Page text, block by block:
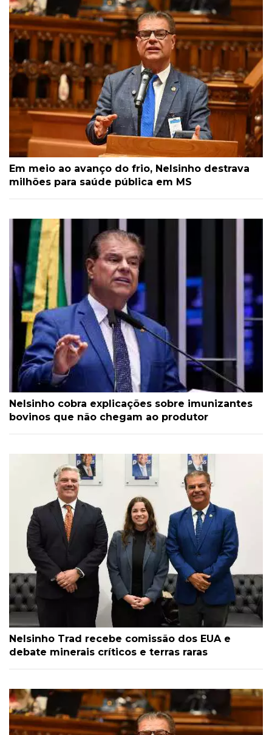
Em meio ao avanço do frio, Nelsinho destrava
milhões para saúde pública em MS
Nelsinho cobra explicações sobre imunizantes
bovinos que não chegam ao produtor
Nelsinho Trad recebe comissão dos EUA e
debate minerais críticos e terras raras